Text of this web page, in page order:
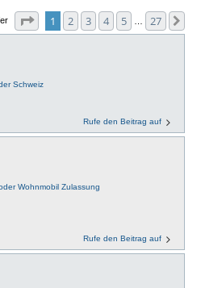
Seite von27
1 2 3 4 5 27
Schweiz
Rufe den Beitrag auf
Wohnmobil Zulassung
Rufe den Beitrag auf